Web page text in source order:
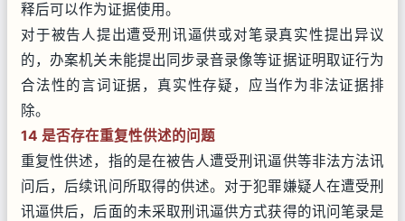
释后可以作为证据使用。
对于被告人提出遭受刑讯逼供或对笔录真实性提出异议
的，办案机关未能提出同步录音录像等证据证明取证行为
合法性的言词证据，真实性存疑，应当作为非法证据排
除。
14 是否存在重复性供述的问题
重复性供述，指的是在被告人遭受刑讯逼供等非法方法讯
问后，后续讯问所取得的供述。对于犯罪嫌疑人在遭受刑
讯逼供后，后面的未采取刑讯逼供方式获得的讯问笔录是